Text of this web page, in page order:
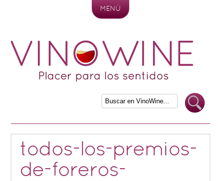
MENÚ
todos-los-premios-
de-foreros-